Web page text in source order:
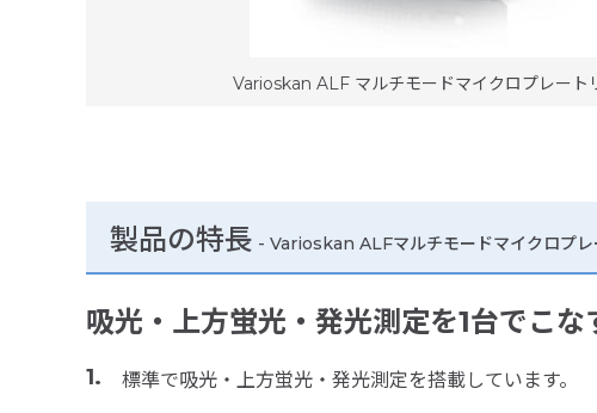
Varioskan ALF マルチモードマイクロプレート
製品の特長 - Varioskan ALFマルチモードマイクロプレ
吸光・上方蛍光・発光測定を1台でこな
標準で吸光・上方蛍光・発光測定を搭載しています。